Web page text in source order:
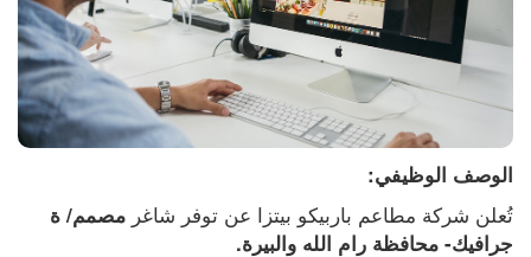
الوصف الوظيفي:
تُعلن شركة مطاعم باربيكو بيتزا عن توفر شاغر
جرافيك- محافظة رام الله والبيرة.